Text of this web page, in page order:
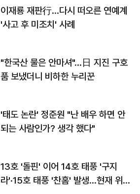
이재룡 재판行…다시 떠오른 연예계
'사고 후 미조치' 사례
"한국산 물은 안마셔"…日 지진 구호
품 보냈더니 비하한 누리꾼
'태도 논란' 정준원 "난 배우 하면 안
되는 사람인가? 생각 했다"
13호 '돌핀' 이어 14호 태풍 '구지
라'·15호 태풍 '찬홈' 발생…현재 위